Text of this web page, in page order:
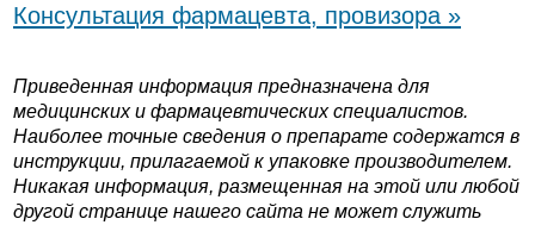
Консультация фармацевта, провизора »
Приведенная информация предназначена для
медицинских и фармацевтических специалистов.
Наиболее точные сведения о препарате содержатся в
инструкции, прилагаемой к упаковке производителем.
Никакая информация, размещенная на этой или любой
другой странице нашего сайта не может служить